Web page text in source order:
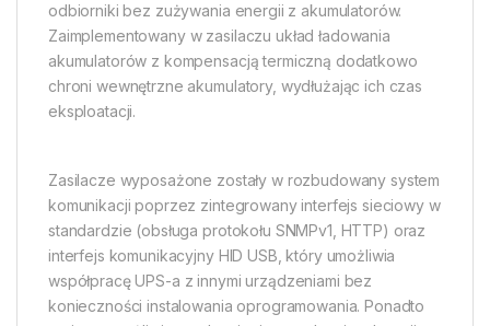
odbiorniki bez zużywania energii z akumulatorów.
Zaimplementowany w zasilaczu układ ładowania
akumulatorów z kompensacją termiczną dodatkowo
chroni wewnętrzne akumulatory, wydłużając ich czas
eksploatacji.
Zasilacze wyposażone zostały w rozbudowany system
komunikacji poprzez zintegrowany interfejs sieciowy w
standardzie (obsługa protokołu SNMPv1, HTTP) oraz
interfejs komunikacyjny HID USB, który umożliwia
współpracę UPS-a z innymi urządzeniami bez
konieczności instalowania oprogramowania. Ponadto